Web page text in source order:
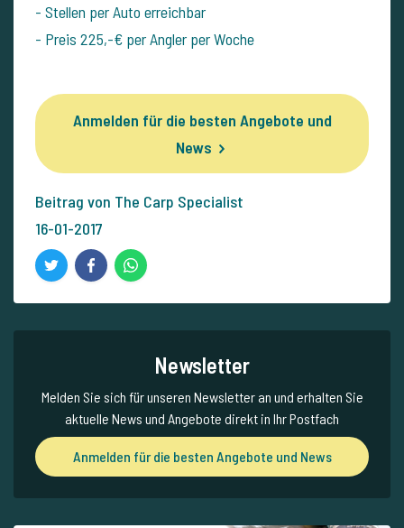
- Stellen per Auto erreichbar
- Preis 225,-€ per Angler per Woche
Anmelden für die besten Angebote und
News
Beitrag von The Carp Specialist
16-01-2017
Newsletter
Melden Sie sich für unseren Newsletter an und erhalten Sie
aktuelle News und Angebote direkt in Ihr Postfach
Anmelden für die besten Angebote und News